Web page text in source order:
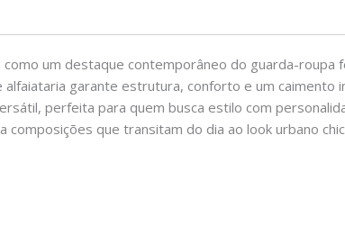
um destaque contemporâneo do guarda-roupa
garante estrutura, conforto e um caimento
perfeita para quem busca estilo com
que transitam do dia ao look urbano